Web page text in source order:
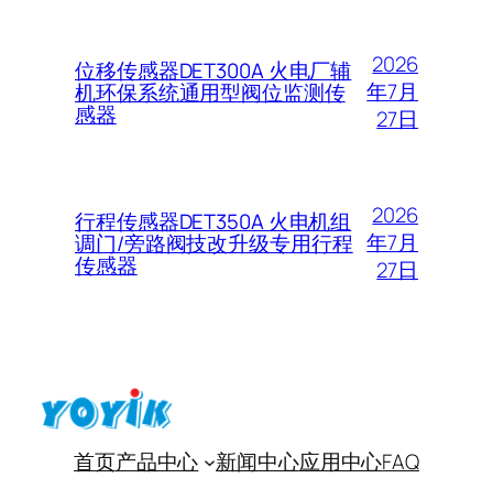
位移传感器DET300A 火电厂辅
机环保系统通用型阀位监测传
感器
2026
年7月
27日
行程传感器DET350A 火电机组
调门/旁路阀技改升级专用行程
传感器
2026
年7月
27日
首页产品中心 新闻中心应用中心FAQ